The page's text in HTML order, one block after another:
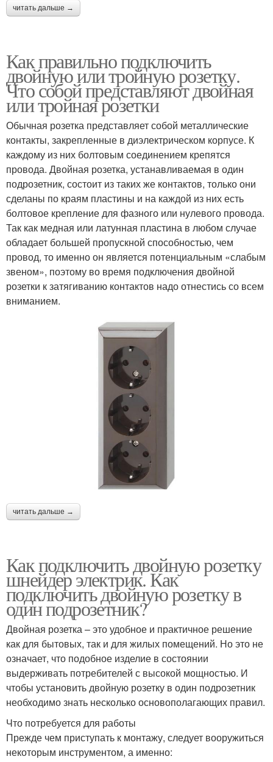
читать дальше →
Как правильно подключить
двойную или тройную розетку.
Что собой представляют двойная
или тройная розетки
Обычная розетка представляет собой металлические
контакты, закрепленные в диэлектрическом корпусе. К
каждому из них болтовым соединением крепятся
провода. Двойная розетка, устанавливаемая в один
подрозетник, состоит из таких же контактов, только они
сделаны по краям пластины и на каждой из них есть
болтовое крепление для фазного или нулевого провода.
Так как медная или латунная пластина в любом случае
обладает большей пропускной способностью, чем
провод, то именно он является потенциальным «слабым
звеном», поэтому во время подключения двойной
розетки к затягиванию контактов надо отнестись со всем
вниманием.
читать дальше →
Как подключить двойную розетку
шнейдер электрик. Как
подключить двойную розетку в
один подрозетник?
Двойная розетка – это удобное и практичное решение
как для бытовых, так и для жилых помещений. Но это не
означает, что подобное изделие в состоянии
выдерживать потребителей с высокой мощностью. И
чтобы установить двойную розетку в один подрозетник
необходимо знать несколько основополагающих правил.
Что потребуется для работы
Прежде чем приступать к монтажу, следует вооружиться
некоторым инструментом, а именно: